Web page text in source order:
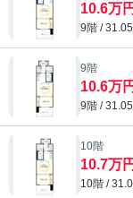
10.6万円
9階 /
9階
10.6万円
9階 /
10階
10.7万円
10階 /